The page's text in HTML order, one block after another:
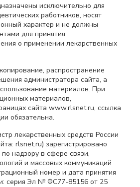
исключительно для
работников, носят
характер и не должны
для принятия
о применении лекарственных
распространение
администратора сайта, а
материалов. При
материалов,
сайта www.rlsnet.ru, ссылка
обязательна.
лекарственных средств России
rlsnet.ru) зарегистрировано
надзору в сфере связи,
и массовых коммуникаций
номер и дата принятия
серия Эл № ФС77-85156 от 25